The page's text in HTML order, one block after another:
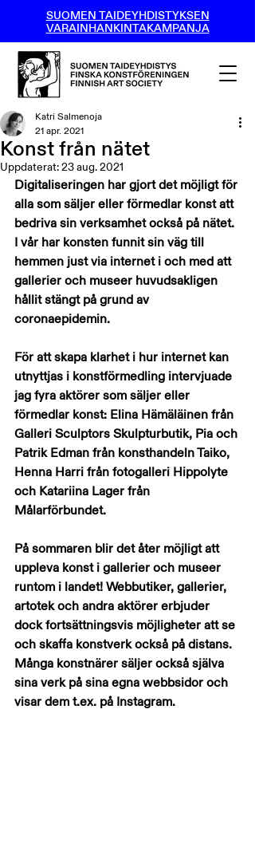
SUOMEN TAIDEYHDISTYKSEN
VARAINHANKINTAKAMPANJA
Konst från nätet
Katri Salmenoja
21 apr. 2021
Uppdaterat:23 aug. 2021
Digitaliseringen har gjort det möjligt för
alla som säljer eller förmedlar konst att
bedriva sin verksamhet också på nätet.
I vår har konsten funnit sin väg till
hemmen just via internet i och med att
gallerier och museer huvudsakligen
hållit stängt på grund av
coronaepidemin.
För att skapa klarhet i hur internet kan
utnyttjas i konstförmedling intervjuade
jag fyra aktörer som säljer eller
förmedlar konst: Elina Hämäläinen från
Galleri Sculptors Skulpturbutik, Pia och
Patrik Edman från konsthandeln Taiko,
Henna Harri från fotogalleri Hippolyte
och Katariina Lager från
Målarförbundet.
På sommaren blir det åter möjligt att
uppleva konst i gallerier och museer
runtom i landet! Webbutiker, gallerier,
artotek och andra aktörer erbjuder
dock fortsättningsvis möjligheter att se
och skaffa konstverk också på distans.
Många konstnärer säljer också själva
sina verk på sina egna webbsidor och
visar dem t.ex. på Instagram.